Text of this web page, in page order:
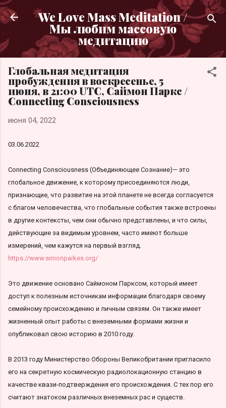
К основному контенту
We Love Mass Meditation /
Мы любим массовую
медитацию
Глобальная медитация
пробуждения в воскресенье, 5
июня, в 21:00 UTC, Саймон Паркс /
Connecting Consciousness
июня 04, 2022
03.06.2022
Connecting Consciousness (Объединяющее Сознание)— это
глобальное движение, к которому присоединяются люди,
признающие, что развитие на этой планете не всегда согласуется
с благом человечества, что глобальные события также встроены
в другие контексты, чем они обычно представлены, и что силы,
действующие за видимым уровнем, часто имеют больше
измерений, чем кажутся на первый взгляд.
https://www.simonparkes.org/
Это движение основано Саймоном Парксом, который имеет
доступ к полезным источникам информации благодаря своему
семейному происхождению и личным связям. Он также имеет
жизненный опыт работы с внеземными формами жизни и
опубликовал свою историю в 2010 году.
В 2013 году Министерство Обороны Великобритании пригласило
его на секретную космическую радиолокационную станцию в
качестве квази-подтверждения его происхождения. С тех пор его
считают знатоком различных внеземных рас и существ.